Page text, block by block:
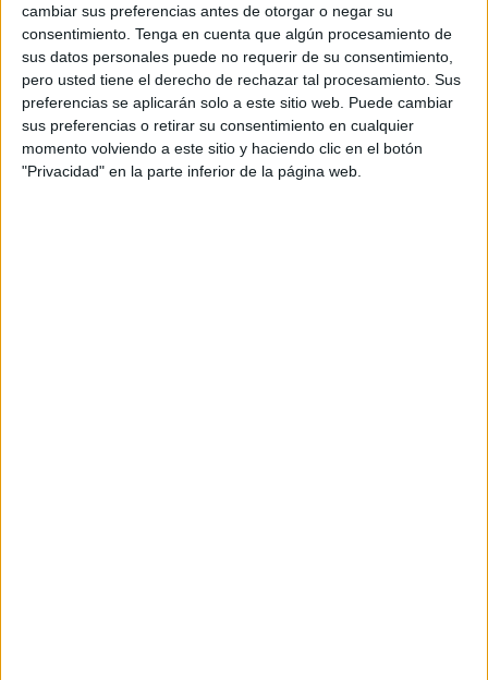
cambiar sus preferencias antes de otorgar o negar su
consentimiento. Tenga en cuenta que algún procesamiento de
sus datos personales puede no requerir de su consentimiento,
pero usted tiene el derecho de rechazar tal procesamiento. Sus
preferencias se aplicarán solo a este sitio web. Puede cambiar
sus preferencias o retirar su consentimiento en cualquier
momento volviendo a este sitio y haciendo clic en el botón
"Privacidad" en la parte inferior de la página web.
550 a la Catalunya Central (400 a Sant Fruitós
del Bages i 150 a Vic), 300 a Montblanc, 200 a
Vilafranca del Penedès, 200 a Amposta, 150 a
Vila-rodona (Alt Camp), 150 a Móra d'Ebre, 180
a la Seu d'Urgell, 40 a Vilaller (Alta Ribagorça),
25 a Tortosa, i 300 entre el Vallès Occidental i el